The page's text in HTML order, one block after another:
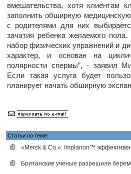
вмешательства, хотя клиентам
заполнить обширную
с родителями для них
зачатия ребенка желаемого
набор физических упражнений и
характер, и основан на
полярности спермы”, - заявил
Если такая услуга будет
планирует начать обширную
Статьи по теме:
«Merck & Co.»: Implanon™
Британские ученые разрешили